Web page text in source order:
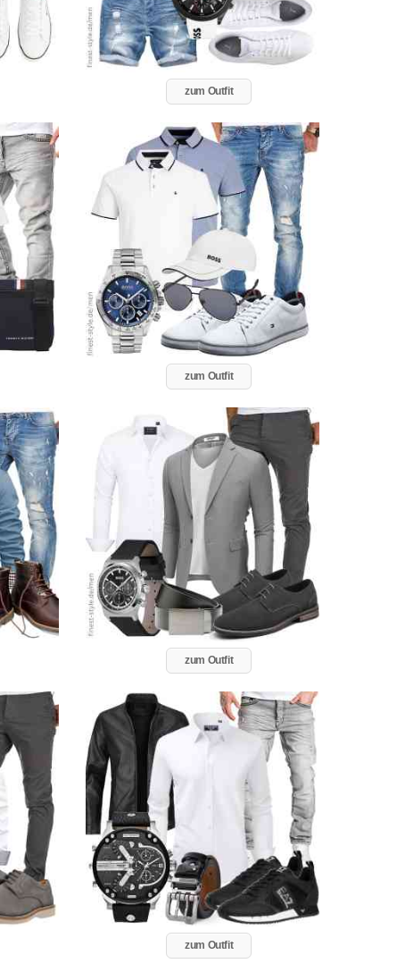
zum Outfit
zum Outfit
zum Outfit
zum Outfit